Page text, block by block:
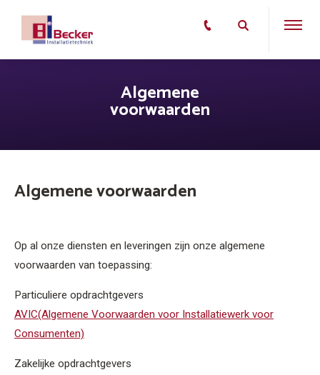
Algemene
voorwaarden
Algemene voorwaarden
Op al onze diensten en leveringen zijn onze algemene
voorwaarden van toepassing:
Particuliere opdrachtgevers
AVIC(Algemene Voorwaarden voor Installatiewerk voor
Consumenten)
Zakelijke opdrachtgevers